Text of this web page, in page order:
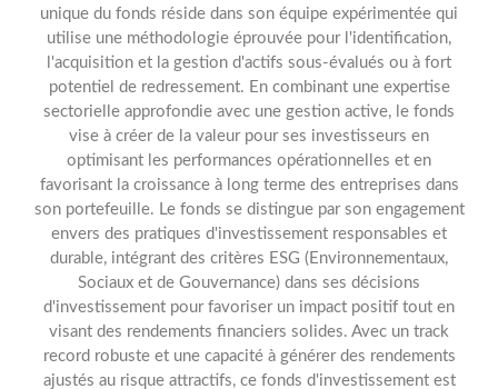
unique du fonds réside dans son équipe expérimentée qui
utilise une méthodologie éprouvée pour l'identification,
l'acquisition et la gestion d'actifs sous-évalués ou à fort
potentiel de redressement. En combinant une expertise
sectorielle approfondie avec une gestion active, le fonds
vise à créer de la valeur pour ses investisseurs en
optimisant les performances opérationnelles et en
favorisant la croissance à long terme des entreprises dans
son portefeuille. Le fonds se distingue par son engagement
envers des pratiques d'investissement responsables et
durable, intégrant des critères ESG (Environnementaux,
Sociaux et de Gouvernance) dans ses décisions
d'investissement pour favoriser un impact positif tout en
visant des rendements financiers solides. Avec un track
record robuste et une capacité à générer des rendements
ajustés au risque attractifs, ce fonds d'investissement est